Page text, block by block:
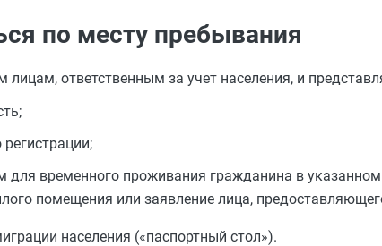
по месту пребывания
ответственным за учет населения, и
для временного проживания гражданина в
помещения или заявление лица,
населения («паспортный стол»).